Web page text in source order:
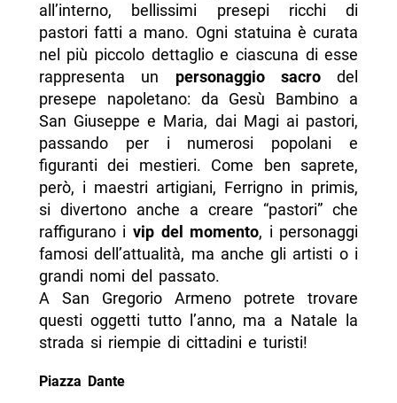
all’interno, bellissimi presepi ricchi di
pastori fatti a mano. Ogni statuina è curata
nel più piccolo dettaglio e ciascuna di esse
rappresenta un personaggio sacrodel
presepe napoletano: da Gesù Bambino a
San Giuseppe e Maria, dai Magi ai pastori,
passando per i numerosi popolani e
figuranti dei mestieri. Come ben saprete,
però, i maestri artigiani, Ferrigno in primis,
si divertono anche a creare “pastori” che
raffigurano i vip del momento, i personaggi
famosi dell’attualità, ma anche gli artisti o i
grandi nomi del passato.
A San Gregorio Armeno potrete trovare
questi oggetti tutto l’anno, ma a Natale la
strada si riempie di cittadini e turisti!
Piazza Dante